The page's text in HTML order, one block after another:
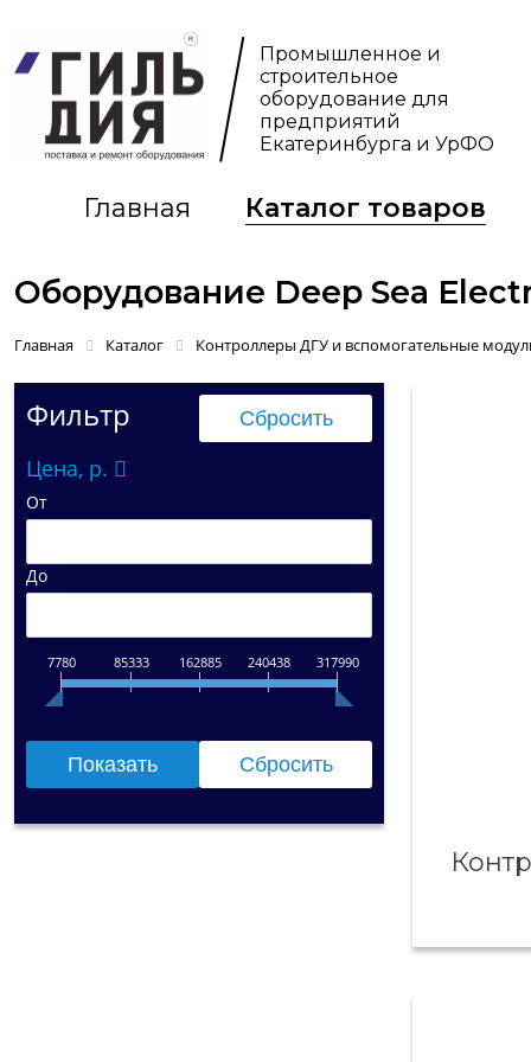
Промышленное и
строительное
оборудование для
предприятий
Екатеринбурга и УрФО
Главная Каталог товаров
Оборудование Deep Sea
Главная Каталог Контроллеры ДГУ и вспомогательные
Фильтр
Цена, р.
От
До
7780 85333 162885 240438 317990